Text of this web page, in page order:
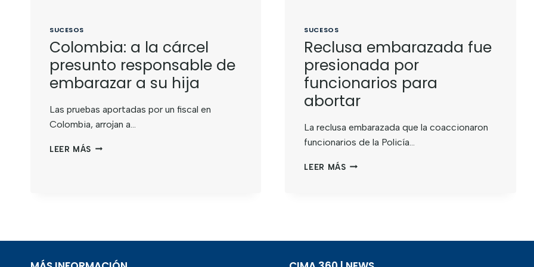
SUCESOS
Colombia: a la cárcel
presunto responsable de
embarazar a su hija
Las pruebas aportadas por un fiscal en
Colombia, arrojan a…
LEER MÁS
SUCESOS
Reclusa embarazada fue
presionada por
funcionarios para
abortar
La reclusa embarazada que la coaccionaron
funcionarios de la Policía…
LEER MÁS